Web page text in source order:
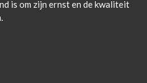
is om zijn ernst en de kwaliteit